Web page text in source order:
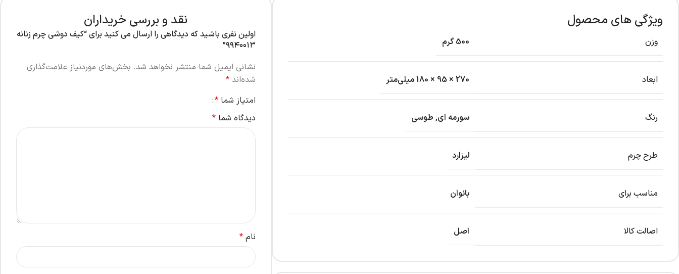
ویژگی های محصول
وزن 500 گرم
ابعاد 270 × 95 × 180 میلی‌متر
رنگ سورمه ای, طوسی
طرح چرم لیزارد
مناسب برای بانوان
اصالت کالا اصل
نقد و بررسی خریداران
اولین نفری باشید که دیدگاهی را ارسال می کنید برای “کیف دوشی چرم زنانه
۹۹۴۰۰۱۳”
نشانی ایمیل شما منتشر نخواهد شد. بخش‌های موردنیاز علامت‌گذاری
شده‌اند*
امتیاز شما*
دیدگاه شما*
نام*